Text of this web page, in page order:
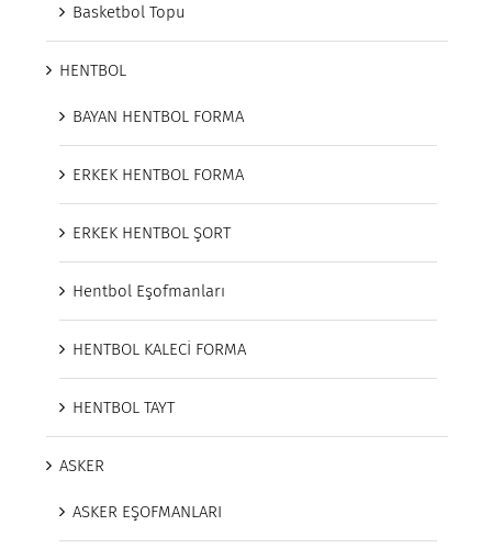
Basketbol Topu
HENTBOL
BAYAN HENTBOL FORMA
ERKEK HENTBOL FORMA
ERKEK HENTBOL ŞORT
Hentbol Eşofmanları
HENTBOL KALECİ FORMA
HENTBOL TAYT
ASKER
ASKER EŞOFMANLARI